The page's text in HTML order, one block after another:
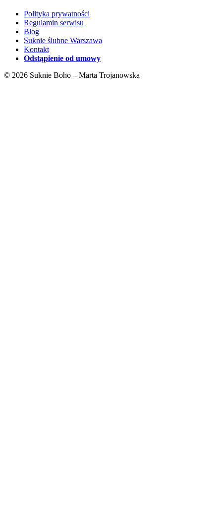
Polityka prywatności
Regulamin serwisu
Blog
Suknie ślubne Warszawa
Kontakt
Odstąpienie od umowy
© 2026 Suknie Boho – Marta Trojanowska